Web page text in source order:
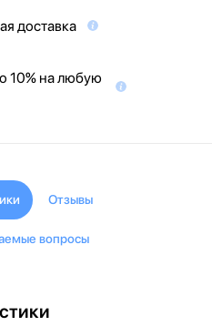
доставка
10% на любую
Отзывы
вопросы